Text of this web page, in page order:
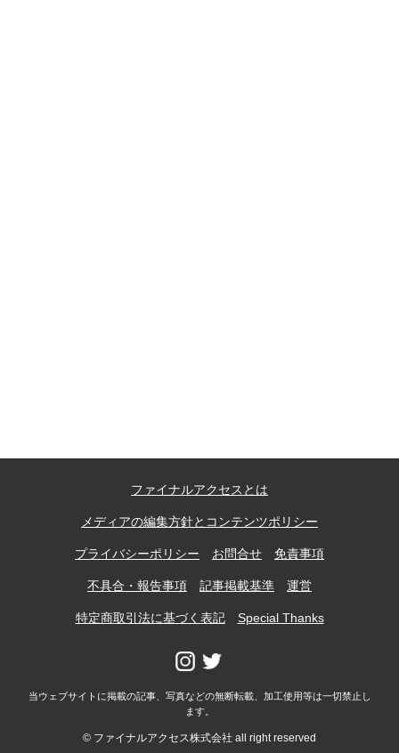
日本銀行 鳥居坂分館
根室市立珸瑶瑁小学校 閉校
釧路市立柏木小学校 閉校
Final Access Books
ファイナルアクセスとは
メディアの編集方針とコンテンツポリシー
プライバシーポリシー お問合せ 免責事項
不具合・報告事項 記事掲載基準 運営
特定商取引法に基づく表記 Special Thanks
当ウェブサイトに掲載の記事、写真などの無断転載、加工使用等は一切禁止し
ます。
© ファイナルアクセス株式会社 all right reserved